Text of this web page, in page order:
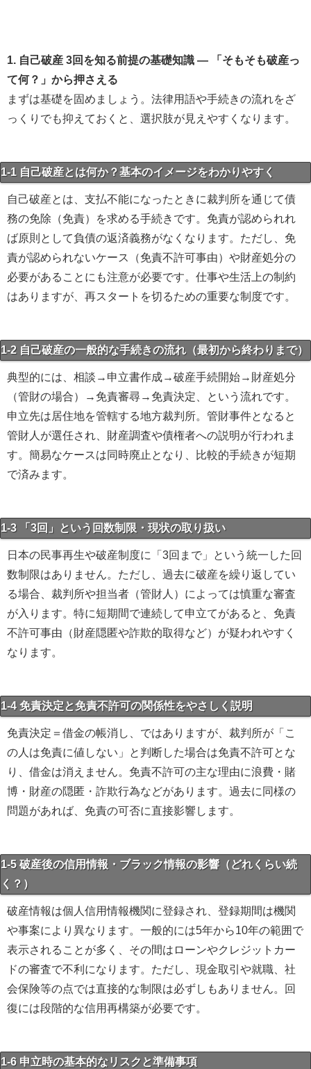
1. 自己破産 3回を知る前提の基礎知識 — 「そもそも破産っ
て何？」から押さえる
まずは基礎を固めましょう。法律用語や手続きの流れをざ
っくりでも抑えておくと、選択肢が見えやすくなります。
1-1 自己破産とは何か？基本のイメージをわかりやすく
自己破産とは、支払不能になったときに裁判所を通じて債
務の免除（免責）を求める手続きです。免責が認められれ
ば原則として負債の返済義務がなくなります。ただし、免
責が認められないケース（免責不許可事由）や財産処分の
必要があることにも注意が必要です。仕事や生活上の制約
はありますが、再スタートを切るための重要な制度です。
1-2 自己破産の一般的な手続きの流れ（最初から終わりまで）
典型的には、相談→申立書作成→破産手続開始→財産処分
（管財の場合）→免責審尋→免責決定、という流れです。
申立先は居住地を管轄する地方裁判所。管財事件となると
管財人が選任され、財産調査や債権者への説明が行われま
す。簡易なケースは同時廃止となり、比較的手続きが短期
で済みます。
1-3 「3回」という回数制限・現状の取り扱い
日本の民事再生や破産制度に「3回まで」という統一した回
数制限はありません。ただし、過去に破産を繰り返してい
る場合、裁判所や担当者（管財人）によっては慎重な審査
が入ります。特に短期間で連続して申立てがあると、免責
不許可事由（財産隠匿や詐欺的取得など）が疑われやすく
なります。
1-4 免責決定と免責不許可の関係性をやさしく説明
免責決定＝借金の帳消し、ではありますが、裁判所が「こ
の人は免責に値しない」と判断した場合は免責不許可とな
り、借金は消えません。免責不許可の主な理由に浪費・賭
博・財産の隠匿・詐欺行為などがあります。過去に同様の
問題があれば、免責の可否に直接影響します。
1-5 破産後の信用情報・ブラック情報の影響（どれくらい続
く？）
破産情報は個人信用情報機関に登録され、登録期間は機関
や事案により異なります。一般的には5年から10年の範囲で
表示されることが多く、その間はローンやクレジットカー
ドの審査で不利になります。ただし、現金取引や就職、社
会保険等の点では直接的な制限は必ずしもありません。回
復には段階的な信用再構築が必要です。
1-6 申立時の基本的なリスクと準備事項